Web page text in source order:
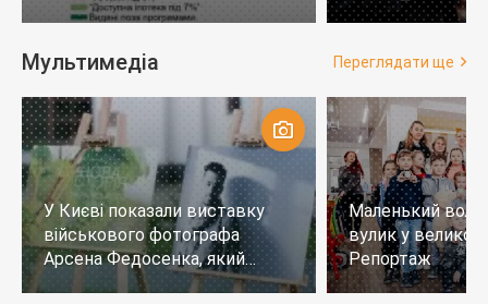
років
тих, хто не
Мультимедіа Переглядати ще
У Києві показали виставку
військового фотографа
Арсена Федосенка, який
загинув на війні
Маленький
вулик у
Репортаж